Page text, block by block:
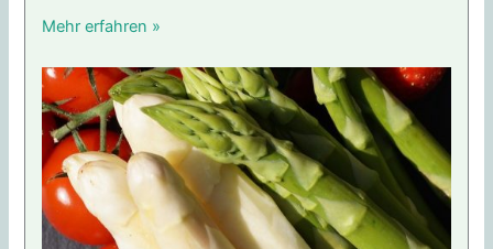
Mehr erfahren »